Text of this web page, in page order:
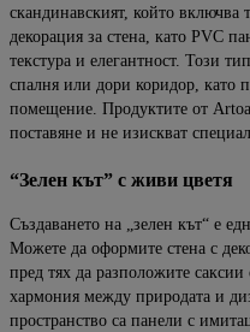
скандинавският, който включва
декорация за стена, като PVC
текстура и елегантност. Този
спалня или дори коридор, като
помещение. Продуктите от
поставяне и не изискват
“Зелен кът” с живи цветя
Създаването на „зелен кът“ е
Можете да оформите стена с
пред тях да разположите
хармония между природата и
пространство са панели с